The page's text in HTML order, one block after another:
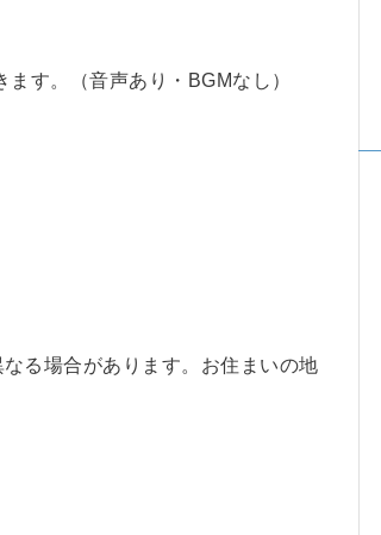
す。（音声あり・BGMなし）
る場合があります。お住まいの地